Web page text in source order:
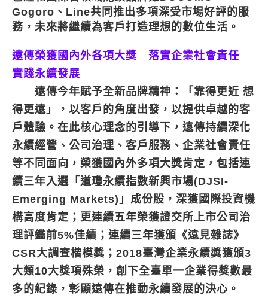
Gogoro、Line共同推出多項深受市場好評的服
務，未來將繼續為客戶打造理想的數位生活。
遠傳榮獲國內外各項大獎 落實企業社會責任
實踐永續發展
遠傳今年賦予全新品牌精神：「靠得更近 想
得更遠」，以客戶的角度出發，以提供卓越的客
戶體驗。在此核心理念的引導下，遠傳持續深化
永續經營、公司治理、客戶服務、企業社會責任
等不同面向，榮獲國內外多項大獎肯定，包括連
續三年入選「道瓊永續指數新興市場(DJSI-
Emerging Markets)」成份股，深獲國際投資機
構高度肯定；更連續五年榮獲證交所上市公司治
理評鑑前5%佳績；連續三年獲頒《遠見雜誌》
CSR大調查楷模獎；2018臺灣企業永續獎獲頒3
大類10大獎項殊榮，創下全臺單一企業得獎數最
多的紀錄，彰顯遠傳在推動永續發展的決心。